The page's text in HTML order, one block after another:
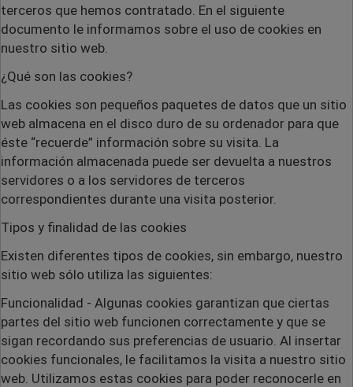
terceros que hemos contratado. En el siguiente
documento le informamos sobre el uso de cookies en
nuestro sitio web.
¿Qué son las cookies?
Las cookies son pequeños paquetes de datos que un sitio
web almacena en el disco duro de su ordenador para que
éste “recuerde” información sobre su visita. La
información almacenada puede ser devuelta a nuestros
servidores o a los servidores de terceros
correspondientes durante una visita posterior.
Tipos y finalidad de las cookies
Existen diferentes tipos de cookies, sin embargo, nuestro
sitio web sólo utiliza las siguientes:
Funcionalidad - Algunas cookies garantizan que ciertas
partes del sitio web funcionen correctamente y que se
sigan recordando sus preferencias de usuario. Al insertar
cookies funcionales, le facilitamos la visita a nuestro sitio
web. Utilizamos estas cookies para poder reconocerle en